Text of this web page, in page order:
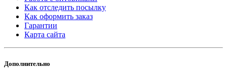
Как отследить посылку
Как оформить заказ
Гарантии
Карта сайта
Дополнительно